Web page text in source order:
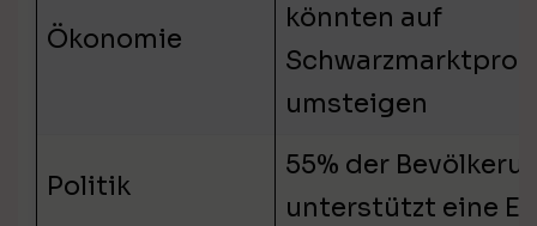
Ökonomie
könnten auf
umsteigen
Politik
55% der
unterstützt eine